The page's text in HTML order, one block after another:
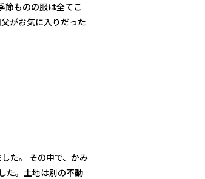
節ものの服は全てこ
がお気に入りだった
た。 その中で、かみ
た。土地は別の不動